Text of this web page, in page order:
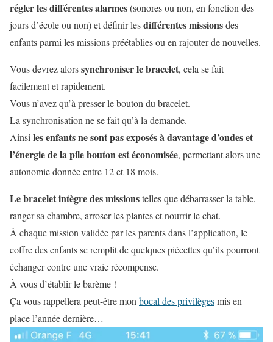
régler les différentes alarmes(sonores ou non, en fonction des
jours d’école ou non) et définir lesdifférentes missionsdes
enfants parmi les missions préétablies ou en rajouter de nouvelles.
Vous devrez alorssynchroniser le bracelet, cela se fait
facilement et rapidement.
Vous n’avez qu’à presser le bouton du bracelet.
La synchronisation ne se fait qu’à la demande.
Ainsi les enfants ne sont pas exposés à davantage d’ondes et
l’énergie de la pile bouton est économisée, permettant alors une
autonomie donnée entre 12 et 18 mois.
Le bracelet intègre des missionstelles que débarrasser la table,
ranger sa chambre, arroser les plantes et nourrir le chat.
À chaque mission validée par les parents dans l’application, le
coffre des enfants se remplit de quelques piécettes qu’ils pourront
échanger contre une vraie récompense.
À vous d’établir le barème !
Ça vous rappellera peut-être mon bocal des privilègesmis en
place l’année dernière…